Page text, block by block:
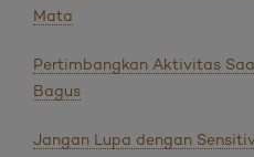
Mata
Pertimbangkan Aktivitas
Bagus
Jangan Lupa dengan